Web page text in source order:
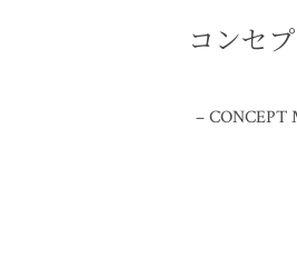
コンセ
– CONCEPT